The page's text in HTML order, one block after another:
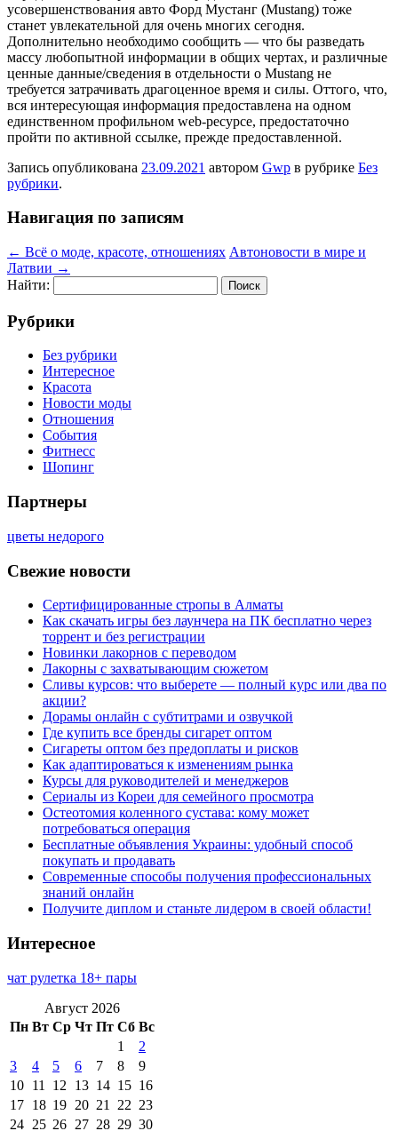
усовершенствования авто Форд Мустанг (Mustang) тоже
станет увлекательной для очень многих сегодня.
Дополнительно необходимо сообщить — что бы разведать
массу любопытной информации в общих чертах, и различные
ценные данные/сведения в отдельности о Mustang не
требуется затрачивать драгоценное время и силы. Оттого, что,
вся интересующая информация предоставлена на одном
единственном профильном web-ресурсе, предостаточно
пройти по активной ссылке, прежде предоставленной.
Запись опубликована 23.09.2021 автором Gwp в рубрике Без
рубрики.
Навигация по записям
← Всё о моде, красоте, отношениях Автоновости в мире и
Латвии →
Найти:
Рубрики
Без рубрики
Интересное
Красота
Новости моды
Отношения
События
Фитнесс
Шопинг
Партнеры
цветы недорого
Свежие новости
Сертифицированные стропы в Алматы
Как скачать игры без лаунчера на ПК бесплатно через
торрент и без регистрации
Новинки лакорнов с переводом
Лакорны с захватывающим сюжетом
Сливы курсов: что выберете — полный курс или два по
акции?
Дорамы онлайн с субтитрами и озвучкой
Где купить все бренды сигарет оптом
Сигареты оптом без предоплаты и рисков
Как адаптироваться к изменениям рынка
Курсы для руководителей и менеджеров
Сериалы из Кореи для семейного просмотра
Остеотомия коленного сустава: кому может
потребоваться операция
Бесплатные объявления Украины: удобный способ
покупать и продавать
Современные способы получения профессиональных
знаний онлайн
Получите диплом и станьте лидером в своей области!
Интересное
чат рулетка 18+ пары
Август 2026
Пн Вт Ср Чт Пт Сб Вс
1
2
3
4 5 6 7 8
9
10 11 12 13 14 15 16
17 18 19 20 21 22 23
24 25 26 27 28 29 30